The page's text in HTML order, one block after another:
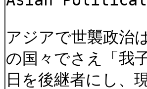
アジアで世襲政治
の国々でさえ「我
日を後継者にし、